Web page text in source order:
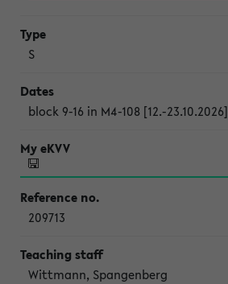
S
block 9-16 in M4-108 [12.-23.10.2026]
209713
Wittmann, Spangenberg